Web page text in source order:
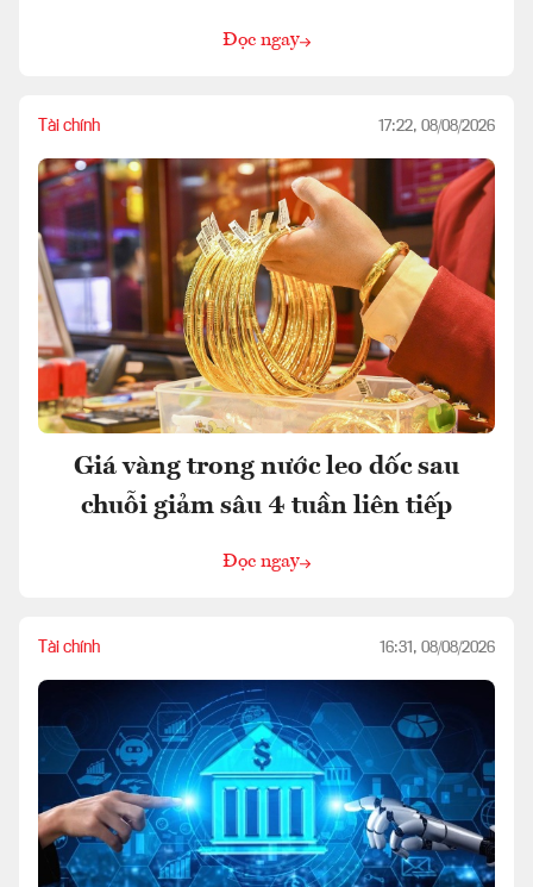
Đọc ngay
Tài chính 17:22, 08/08/2026
Giá vàng trong nước leo dốc sau
chuỗi giảm sâu 4 tuần liên tiếp
Đọc ngay
Tài chính 16:31, 08/08/2026